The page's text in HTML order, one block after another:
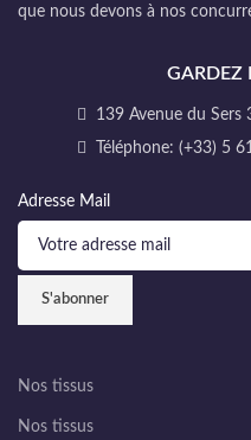
que nous devons à nos
GARDEZ
139 Avenue du Sers
Téléphone: (+33) 5
Adresse Mail
Nos tissus
Nos tissus